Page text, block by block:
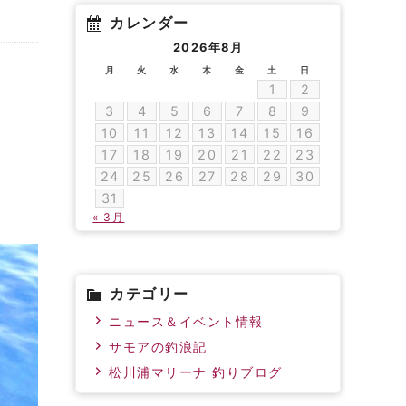
カレンダー
2026年8月
月 火 水 木 金 土 日
1
2
3
4 5 6 7 8
9
10
11 12 13 14 15
16
17
18 19 20 21 22
23
24
25 26 27 28 29
30
31
« 3月
カテゴリー
ニュース＆イベント情報
サモアの釣浪記
松川浦マリーナ 釣りブログ